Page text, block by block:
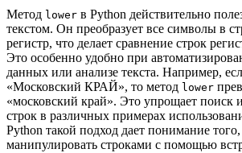
Метод lower в Python действительно
текстом. Он преобразует все символы в
регистр, что делает сравнение строк
Это особенно удобно при
данных или анализе текста. Например,
«Московский КРАЙ», то метод lower
«московский край». Это упрощает поиск
строк в различных примерах
Python такой подход дает понимание
манипулировать строками с помощью